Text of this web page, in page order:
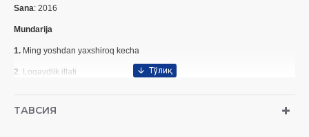
Sana: 2016
Mundarija
1. Ming yoshdan yaxshiroq kecha
2 . Loqaydlik illati
4. Oila farog’at koshonasi
ТАВСИЯ